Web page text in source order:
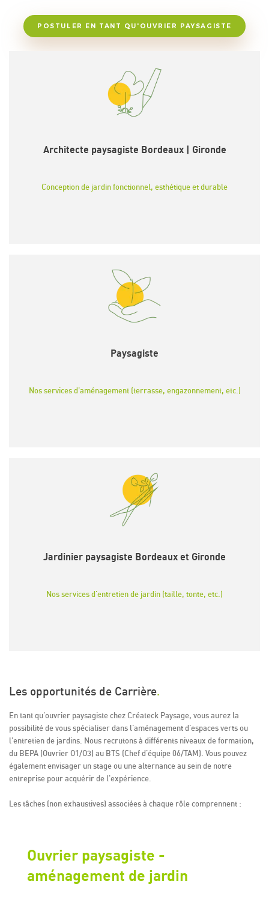
POSTULER EN TANT QU'OUVRIER PAYSAGISTE
Architecte paysagiste Bordeaux | Gironde
Conception de jardin fonctionnel, esthétique et durable
Paysagiste
Nos services d'aménagement (terrasse, engazonnement, etc.)
Jardinier paysagiste Bordeaux et Gironde
Nos services d'entretien de jardin (taille, tonte, etc.)
Les opportunités de Carrière.
En tant qu'ouvrier paysagiste chez Créateck Paysage, vous aurez la
possibilité de vous spécialiser dans l'aménagement d'espaces verts ou
l'entretien de jardins. Nous recrutons à différents niveaux de formation,
du BEPA (Ouvrier O1/O3) au BTS (Chef d'équipe 06/TAM). Vous pouvez
également envisager un stage ou une alternance au sein de notre
entreprise pour acquérir de l'expérience.
Les tâches (non exhaustives) associées à chaque rôle comprennent :
Ouvrier paysagiste -
aménagement de jardin